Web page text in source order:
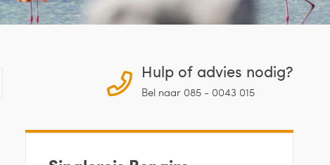
Hulp of advies nodig?
Bel naar 085 - 0043 015